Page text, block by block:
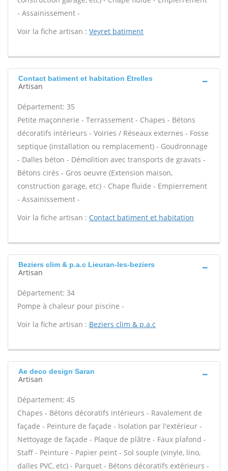
- Assainissement -
Voir la fiche artisan : Veyret batiment
Contact batiment et habitation Etrelles
Artisan
Département: 35
Petite maçonnerie - Terrassement - Chapes - Bétons
décoratifs intérieurs - Voiries / Réseaux externes - Fosse
septique (installation ou remplacement) - Goudronnage
- Dalles béton - Démolition avec transports de gravats -
Bétons cirés - Gros oeuvre (Extension maison,
construction garage, etc) - Chape fluide - Empierrement
- Assainissement -
Voir la fiche artisan : Contact batiment et habitation
Beziers clim & p.a.c Lieuran-les-beziers
Artisan
Département: 34
Pompe à chaleur pour piscine -
Voir la fiche artisan : Beziers clim & p.a.c
Ae deco design Saran
Artisan
Département: 45
Chapes - Bétons décoratifs intérieurs - Ravalement de
façade - Peinture de façade - Isolation par l'extérieur -
Nettoyage de façade - Plaque de plâtre - Faux plafond -
Staff - Peinture - Papier peint - Sol souple (vinyle, lino,
dalles PVC, etc) - Parquet - Bétons décoratifs extérieurs -